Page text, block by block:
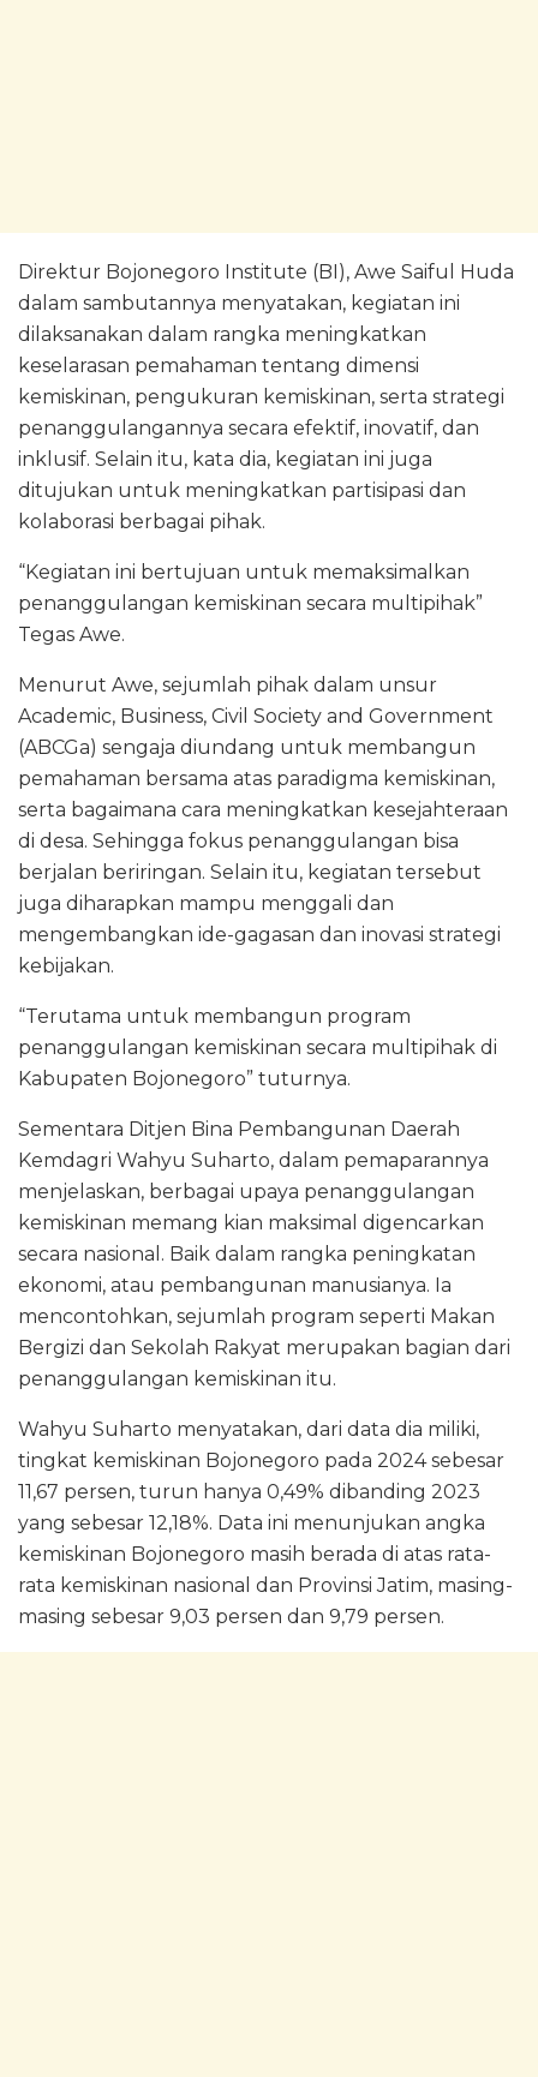
Direktur Bojonegoro Institute (BI), Awe Saiful Huda
dalam sambutannya menyatakan, kegiatan ini
dilaksanakan dalam rangka meningkatkan
keselarasan pemahaman tentang dimensi
kemiskinan, pengukuran kemiskinan, serta strategi
penanggulangannya secara efektif, inovatif, dan
inklusif. Selain itu, kata dia, kegiatan ini juga
ditujukan untuk meningkatkan partisipasi dan
kolaborasi berbagai pihak.
“Kegiatan ini bertujuan untuk memaksimalkan
penanggulangan kemiskinan secara multipihak”
Tegas Awe.
Menurut Awe, sejumlah pihak dalam unsur
Academic, Business, Civil Society and Government
(ABCGa) sengaja diundang untuk membangun
pemahaman bersama atas paradigma kemiskinan,
serta bagaimana cara meningkatkan kesejahteraan
di desa. Sehingga fokus penanggulangan bisa
berjalan beriringan. Selain itu, kegiatan tersebut
juga diharapkan mampu menggali dan
mengembangkan ide-gagasan dan inovasi strategi
kebijakan.
“Terutama untuk membangun program
penanggulangan kemiskinan secara multipihak di
Kabupaten Bojonegoro” tuturnya.
Sementara Ditjen Bina Pembangunan Daerah
Kemdagri Wahyu Suharto, dalam pemaparannya
menjelaskan, berbagai upaya penanggulangan
kemiskinan memang kian maksimal digencarkan
secara nasional. Baik dalam rangka peningkatan
ekonomi, atau pembangunan manusianya. Ia
mencontohkan, sejumlah program seperti Makan
Bergizi dan Sekolah Rakyat merupakan bagian dari
penanggulangan kemiskinan itu.
Wahyu Suharto menyatakan, dari data dia miliki,
tingkat kemiskinan Bojonegoro pada 2024 sebesar
11,67 persen, turun hanya 0,49% dibanding 2023
yang sebesar 12,18%. Data ini menunjukan angka
kemiskinan Bojonegoro masih berada di atas rata-
rata kemiskinan nasional dan Provinsi Jatim, masing-
masing sebesar 9,03 persen dan 9,79 persen.